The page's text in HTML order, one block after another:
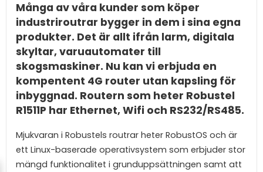
Många av våra kunder som köper
industriroutrar bygger in dem i sina egna
produkter. Det är allt ifrån larm, digitala
skyltar, varuautomater till
skogsmaskiner. Nu kan vi erbjuda en
kompentent 4G router utan kapsling för
inbyggnad. Routern som heter Robustel
R1511P har Ethernet, Wifi och RS232/RS485.
Mjukvaran i Robustels routrar heter RobustOS och är
ett Linux-baserade operativsystem som erbjuder stor
mängd funktionalitet i grunduppsättningen samt att